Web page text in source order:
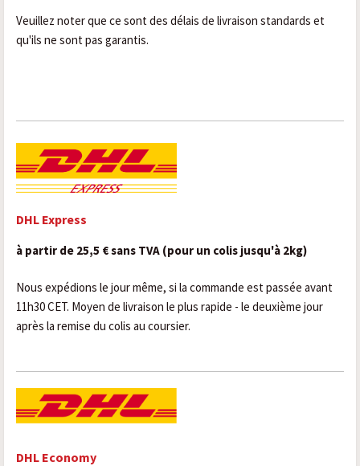
Veuillez noter que ce sont des délais de livraison standards et
qu'ils ne sont pas garantis.
DHL Express
à partir de 25,5 € sans TVA (pour un colis jusqu'à 2kg)
Nous expédions le jour même, si la commande est passée avant
11h30 CET. Moyen de livraison le plus rapide - le deuxième jour
après la remise du colis au coursier.
DHL Economy